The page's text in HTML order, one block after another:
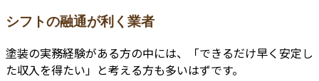
シフトの融通が利く業者
塗装の実務経験がある方の中には、「できるだけ早く安定し
た収入を得たい」と考える方も多いはずです。